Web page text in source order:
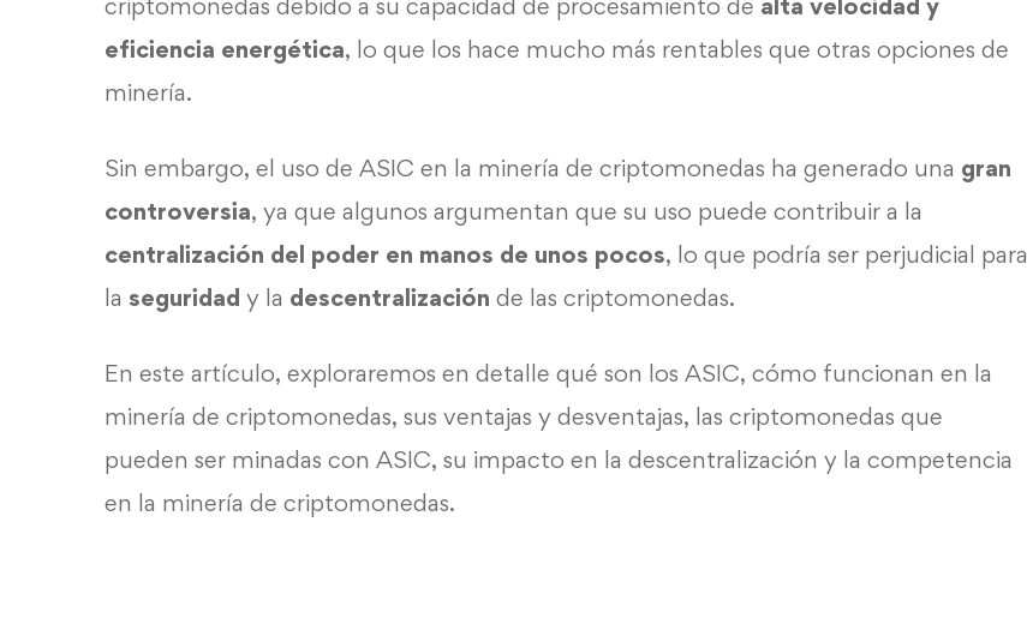
criptomonedas debido a su capacidad de procesamiento de alta velocidad y
eficiencia energética, lo que los hace mucho más rentables que otras opciones de
minería.
Sin embargo, el uso de ASIC en la minería de criptomonedas ha generado una gran
controversia, ya que algunos argumentan que su uso puede contribuir a la
centralización del poder en manos de unos pocos, lo que podría ser perjudicial para
la seguridad y la descentralización de las criptomonedas.
En este artículo, exploraremos en detalle qué son los ASIC, cómo funcionan en la
minería de criptomonedas, sus ventajas y desventajas, las criptomonedas que
pueden ser minadas con ASIC, su impacto en la descentralización y la competencia
en la minería de criptomonedas.